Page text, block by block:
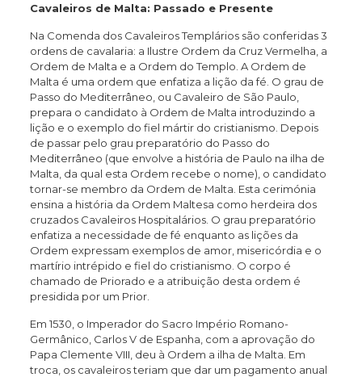
Cavaleiros de Malta: Passado e Presente
Na Comenda dos Cavaleiros Templários são conferidas 3
ordens de cavalaria: a Ilustre Ordem da Cruz Vermelha, a
Ordem de Malta e a Ordem do Templo. A Ordem de
Malta é uma ordem que enfatiza a lição da fé. O grau de
Passo do Mediterrâneo, ou Cavaleiro de São Paulo,
prepara o candidato à Ordem de Malta introduzindo a
lição e o exemplo do fiel mártir do cristianismo. Depois
de passar pelo grau preparatório do Passo do
Mediterrâneo (que envolve a história de Paulo na ilha de
Malta, da qual esta Ordem recebe o nome), o candidato
tornar-se membro da Ordem de Malta. Esta cerimónia
ensina a história da Ordem Maltesa como herdeira dos
cruzados Cavaleiros Hospitalários. O grau preparatório
enfatiza a necessidade de fé enquanto as lições da
Ordem expressam exemplos de amor, misericórdia e o
martírio intrépido e fiel do cristianismo. O corpo é
chamado de Priorado e a atribuição desta ordem é
presidida por um Prior.
Em 1530, o Imperador do Sacro Império Romano-
Germânico, Carlos V de Espanha, com a aprovação do
Papa Clemente VIII, deu à Ordem a ilha de Malta. Em
troca, os cavaleiros teriam que dar um pagamento anual